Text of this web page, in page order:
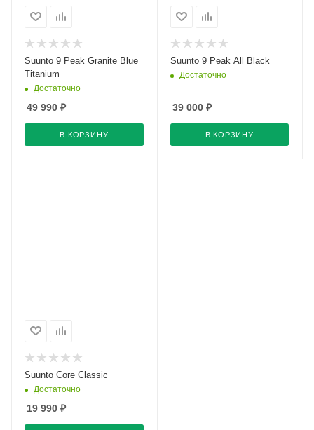
Suunto 9 Peak Granite Blue
Titanium
Достаточно
49 990 ₽
В КОРЗИНУ
Suunto 9 Peak All Black
Достаточно
39 000₽
В КОРЗИНУ
Suunto Core Classic
Достаточно
19 990 ₽